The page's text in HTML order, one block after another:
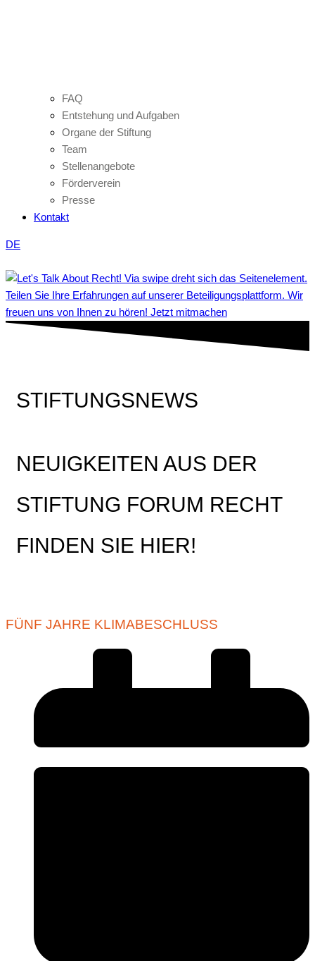
FAQ
Entstehung und Aufgaben
Organe der Stiftung
Team
Stellenangebote
Förderverein
Presse
Kontakt
DE
Teilen Sie Ihre Erfahrungen auf unserer Beteiligungsplattform. Wir
freuen uns von Ihnen zu hören! Jetzt mitmachen
STIFTUNGSNEWS
NEUIGKEITEN AUS DER
STIFTUNG FORUM RECHT
FINDEN SIE HIER!
FÜNF JAHRE KLIMABESCHLUSS